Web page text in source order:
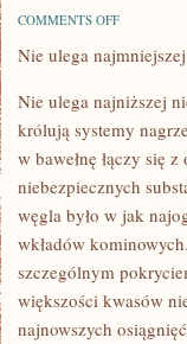
COMMENTS OFFON
SKLEPOWE
UGINAJĄ
OD
TYPU
RTV
Nie ulega
Nie ulega najniższej
królują systemy
w bawełnę łączy się
niebezpiecznych
węgla było w jak
wkładów
szczególnym
większości kwasów
najnowszych